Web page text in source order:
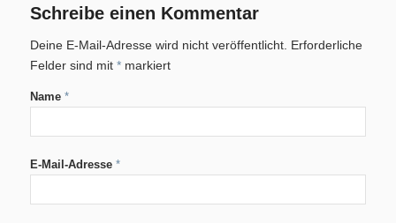
Schreibe einen Kommentar
Deine E-Mail-Adresse wird nicht veröffentlicht. Erforderliche
Felder sind mit *markiert
Name *
E-Mail-Adresse *